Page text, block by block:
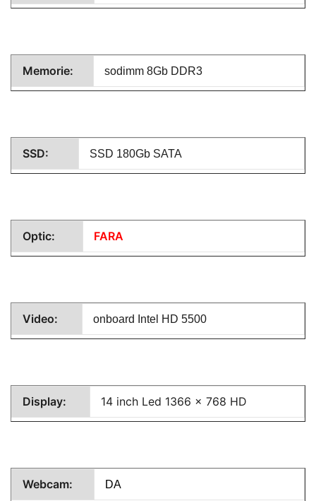
Memorie: sodimm 8Gb DDR3
SSD: SSD 180Gb SATA
Optic: FARA
Video: onboard Intel HD 5500
Display: 14 inch Led 1366 x 768 HD
Webcam: DA